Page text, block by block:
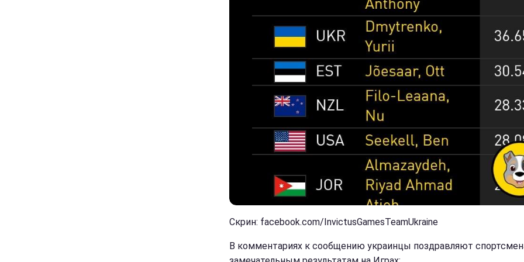
Скрин: facebook.com/InvictusGamesTeamUkraine
В комментариях к сообщению украинцы поздравляют